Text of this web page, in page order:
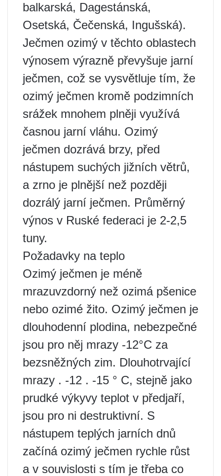
balkarská, Dagestánská,
Osetská, Čečenská, Ingušská).
Ječmen ozimý v těchto oblastech
výnosem výrazně převyšuje jarní
ječmen, což se vysvětluje tím, že
ozimý ječmen kromě podzimních
srážek mnohem plněji využívá
časnou jarní vláhu. Ozimý
ječmen dozrává brzy, před
nástupem suchých jižních větrů,
a zrno je plnější než později
dozrálý jarní ječmen. Průměrný
výnos v Ruské federaci je 2-2,5
tuny.
Požadavky na teplo
Ozimý ječmen je méně
mrazuvzdorný než ozimá pšenice
nebo ozimé žito. Ozimý ječmen je
dlouhodenní plodina, nebezpečné
jsou pro něj mrazy -12°C za
bezsněžných zim. Dlouhotrvající
mrazy . -12 . -15 ° C, stejně jako
prudké výkyvy teplot v předjaří,
jsou pro ni destruktivní. S
nástupem teplých jarních dnů
začíná ozimý ječmen rychle růst
a v souvislosti s tím je třeba co